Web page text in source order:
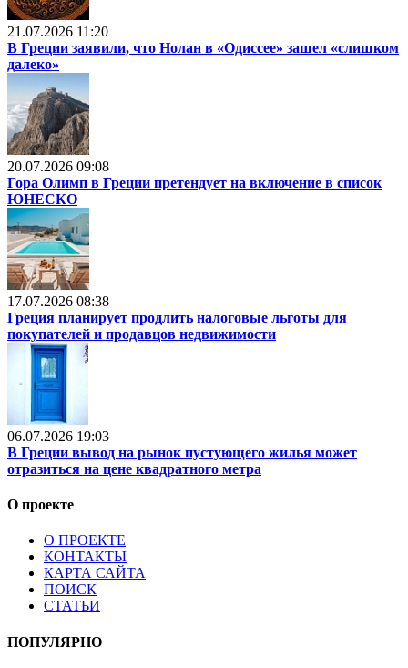
21.07.2026 11:20
В Греции заявили, что Нолан в «Одиссее» зашел «слишком
далеко»
20.07.2026 09:08
Гора Олимп в Греции претендует на включение в список
ЮНЕСКО
17.07.2026 08:38
Греция планирует продлить налоговые льготы для
покупателей и продавцов недвижимости
06.07.2026 19:03
В Греции вывод на рынок пустующего жилья может
отразиться на цене квадратного метра
О проекте
О ПРОЕКТЕ
КОНТАКТЫ
КАРТА САЙТА
ПОИСК
СТАТЬИ
ПОПУЛЯРНО